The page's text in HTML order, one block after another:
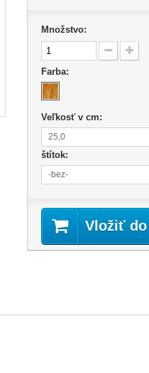
Množstvo:
Farba:
Veľkosť v cm:
25,0
štítok:
-bez-
Vložiť